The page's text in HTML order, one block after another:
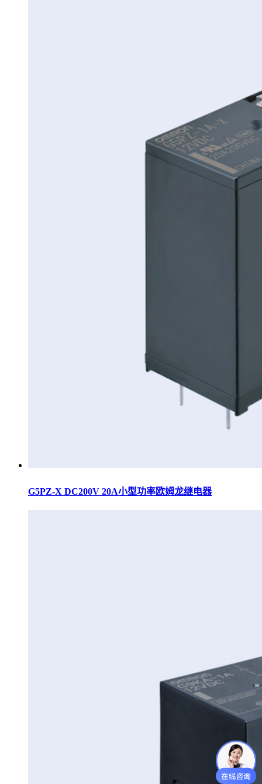
G5PZ-X DC200V 20A小型功率欧姆龙继电器